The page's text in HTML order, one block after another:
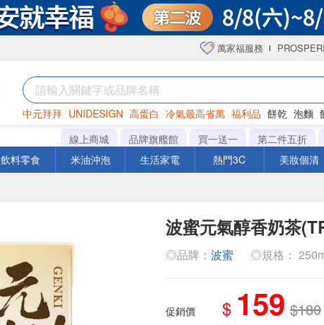
萬家福服務
中元拜拜 UNIDESIGN 高蛋白 冷氣最高省萬 福利品 餅乾 泡麵
罐頭 咖啡 海苔
線上商城 品牌旗艦館 買一送一 第二件五折
飲料零食 米油沖泡 生活家電 熱門3C 美妝個清
波蜜元氣醇香奶茶
◎品牌： 波蜜 ◎規格：
促銷價 $ 159 $180